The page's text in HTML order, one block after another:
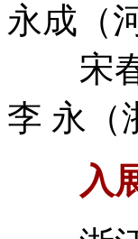
永成（
宋春
李 永（
入